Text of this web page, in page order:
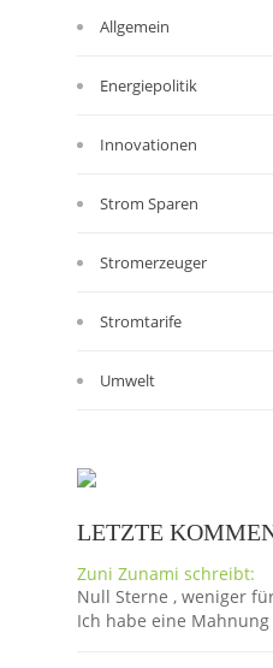
Allgemein
Energiepolitik
Innovationen
Strom Sparen
Stromerzeuger
Stromtarife
Umwelt
LETZTE
Zuni Zunami schreibt:
Null Sterne , weniger
Ich habe eine Mahnung